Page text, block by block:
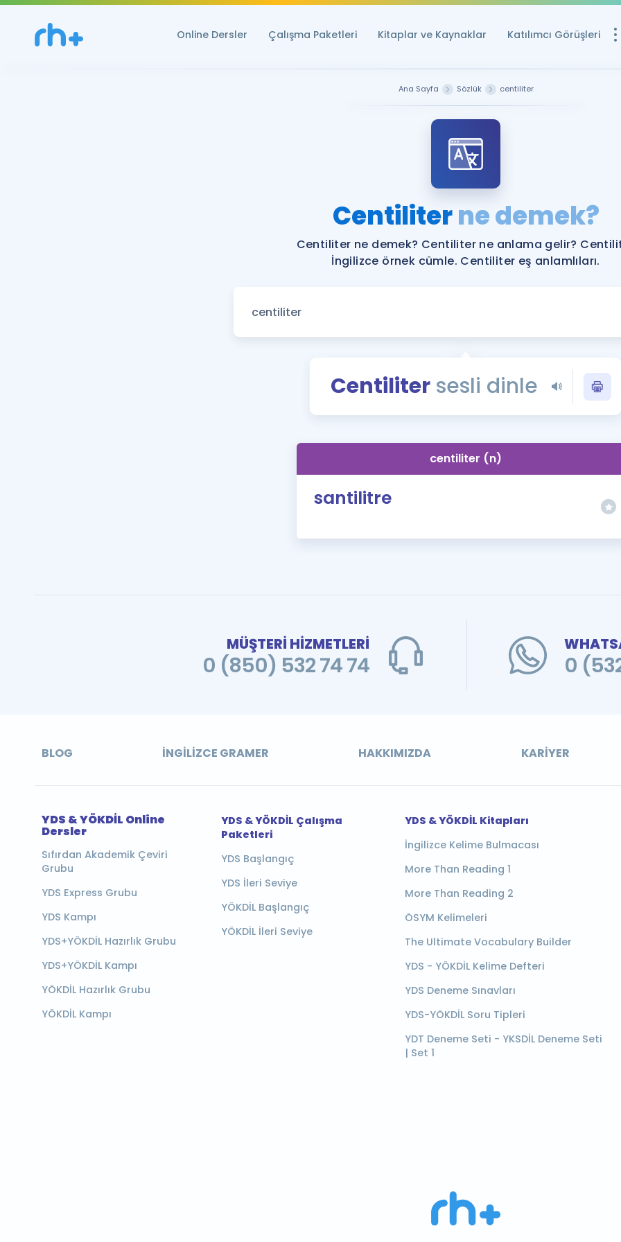
Online Dersler Çalışma Paketleri Kitaplar ve Kaynaklar Katılımcı Görüşleri
YDS ve YÖKDİL
YDS ve YÖKDİL'e
Tüm ÖSYM
YDS - YÖKDİL
İngilizce Gramer
Ana Sayfa Sözlük centiliter
Centiliterne demek?
Centiliter ne demek? Centiliter ne anlama gelir?
İngilizce örnek cümle. Centiliter eş anlamlıları.
Centilitersesli dinle
centiliter (n)
santilitre
MÜŞTERİ HİZMETLERİ
0 (850) 532 74 74 0
BLOG İNGILIZCE GRAMER HAKKIMIZDA KARIYER
YDS & YÖKDİL Online
Dersler
Sıfırdan Akademik Çeviri
Grubu
YDS Express Grubu
YDS Kampı
YDS+YÖKDİL Hazırlık Grubu
YDS+YÖKDİL Kampı
YÖKDİL Hazırlık Grubu
YÖKDİL Kampı
YDS & YÖKDİL Çalışma
Paketleri
YDS Başlangıç
YDS İleri Seviye
YÖKDİL Başlangıç
YÖKDİL İleri Seviye
YDS & YÖKDİL Kitapları
İngilizce Kelime Bulmacası
More Than Reading 1
More Than Reading 2
ÖSYM Kelimeleri
The Ultimate Vocabulary Builder
YDS - YÖKDİL Kelime Defteri
YDS Deneme Sınavları
YDS-YÖKDİL Soru Tipleri
YDT Deneme Seti - YKSDİL Deneme Seti
| Set 1